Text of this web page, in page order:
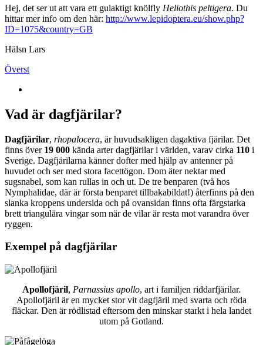
Hej, det ser ut att vara ett gulaktigt knölfly Heliothis peltigera. Du
hittar mer info om den här: http://www.lepidoptera.eu/show.php?
ID=1075&country=GB
Hälsn Lars
Överst
Vad är dagfjärilar?
Dagfjärilar, rhopalocera, är huvudsakligen dagaktiva fjärilar. Det
finns över 19 000 kända arter dagfjärilar i världen, varav cirka 110 i
Sverige. Dagfjärilarna känner dofter med hjälp av antenner på
huvudet och ser med stora facettögon. Dom äter nektar med
sugsnabel, som kan rullas in och ut. De tre benparen (två hos
Nymphalidae, där är första benparet tillbakabildat!) återfinns på den
slanka kroppens undersida och på ovansidan finns ofta färgstarka
brett triangulära vingar som när de vilar är resta mot varandra över
ryggen.
Exempel på dagfjärilar
Apollofjäril, Parnassius apollo, art i familjen riddarfjärilar.
Apollofjäril är en mycket stor vit dagfjäril med svarta och röda
fläckar. Den är rödlistad eftersom den minskar starkt i hela landet
utom på Gotland.